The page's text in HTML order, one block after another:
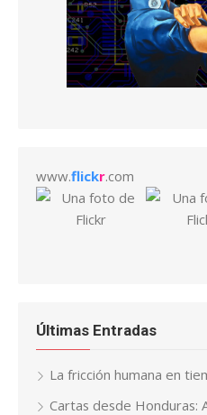
www.flickr.com
Últimas Entradas
La fricción humana en
Cartas desde Honduras: